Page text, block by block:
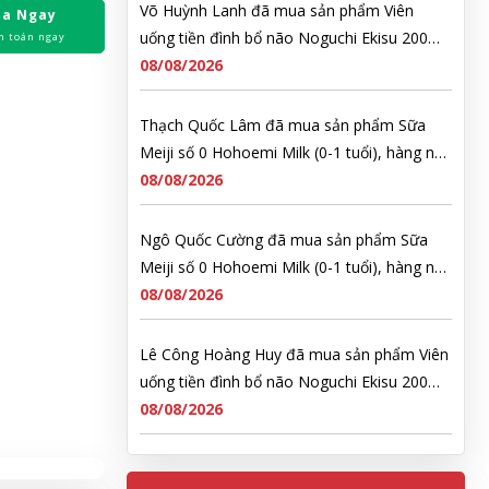
Ngay
toán ngay
Võ Huỳnh Lanh đã mua sản phẩm Viên
uống tiền đình bổ não Noguchi Ekisu 200
Viên
08/08/2026
Thạch Quốc Lâm đã mua sản phẩm Sữa
Meiji số 0 Hohoemi Milk (0-1 tuổi), hàng nội
địa Nhật (hộp thiếc 800g)
08/08/2026
Ngô Quốc Cường đã mua sản phẩm Sữa
Meiji số 0 Hohoemi Milk (0-1 tuổi), hàng nội
địa Nhật (hộp thiếc 800g)
08/08/2026
Lê Công Hoàng Huy đã mua sản phẩm Viên
uống tiền đình bổ não Noguchi Ekisu 200
Viên
08/08/2026
Hoàng Nhật Nam đã mua sản phẩm Sữa